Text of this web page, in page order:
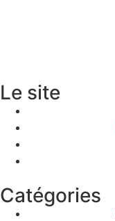
Le site
Catégories